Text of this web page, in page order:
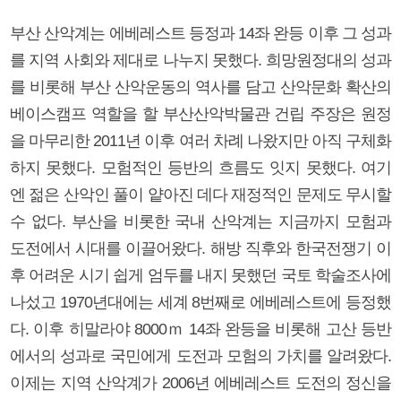
부산 산악계는 에베레스트 등정과 14좌 완등 이후 그 성과
를 지역 사회와 제대로 나누지 못했다. 희망원정대의 성과
를 비롯해 부산 산악운동의 역사를 담고 산악문화 확산의
베이스캠프 역할을 할 부산산악박물관 건립 주장은 원정
을 마무리한 2011년 이후 여러 차례 나왔지만 아직 구체화
하지 못했다. 모험적인 등반의 흐름도 잇지 못했다. 여기
엔 젊은 산악인 풀이 얕아진 데다 재정적인 문제도 무시할
수 없다. 부산을 비롯한 국내 산악계는 지금까지 모험과
도전에서 시대를 이끌어왔다. 해방 직후와 한국전쟁기 이
후 어려운 시기 쉽게 엄두를 내지 못했던 국토 학술조사에
나섰고 1970년대에는 세계 8번째로 에베레스트에 등정했
다. 이후 히말라야 8000ｍ 14좌 완등을 비롯해 고산 등반
에서의 성과로 국민에게 도전과 모험의 가치를 알려왔다.
이제는 지역 산악계가 2006년 에베레스트 도전의 정신을